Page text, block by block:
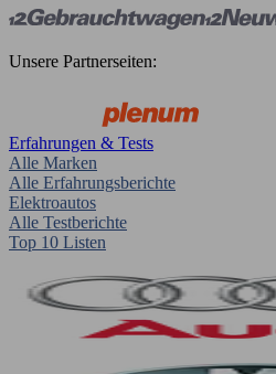
Unsere Partnerseiten:
Erfahrungen & Tests
Alle Marken
Alle Erfahrungsberichte
Elektroautos
Alle Testberichte
Top 10 Listen